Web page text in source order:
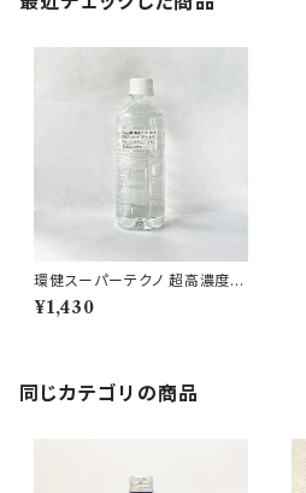
環健スーパーテクノ 超高濃度ミ
ネラル水 天光水® 500cc
¥1,430
同じカテゴリの商品